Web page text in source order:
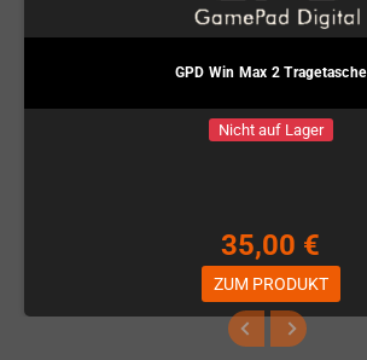
GPD Win Max 2 Tragetasche
Nicht auf Lager
35,00 €
ZUM PRODUKT